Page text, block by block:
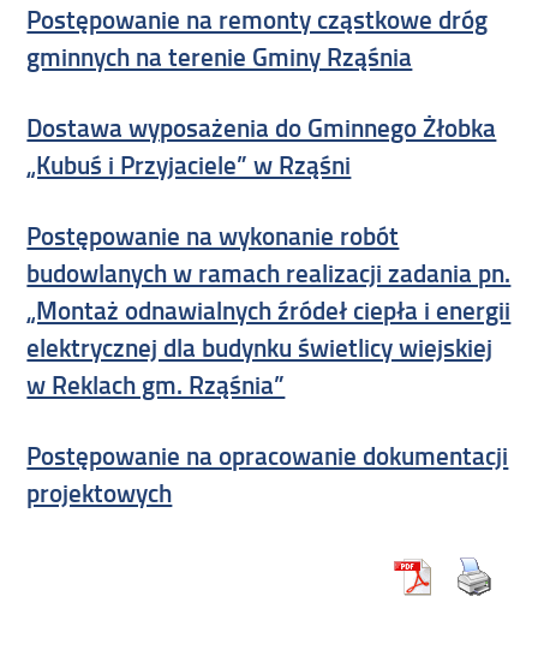
Postępowanie na remonty cząstkowe dróg
gminnych na terenie Gminy Rząśnia
Dostawa wyposażenia do Gminnego Żłobka
„Kubuś i Przyjaciele” w Rząśni
Postępowanie na wykonanie robót
budowlanych w ramach realizacji zadania pn.
„Montaż odnawialnych źródeł ciepła i energii
elektrycznej dla budynku świetlicy wiejskiej
w Reklach gm. Rząśnia”
Postępowanie na opracowanie dokumentacji
projektowych